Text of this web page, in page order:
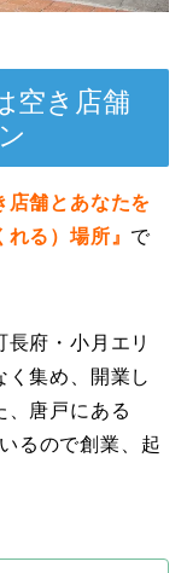
空き店舗
店舗とあなたを
る）場所』 で
府・小月エリ
く集め、開業し
、唐戸にある
るので創業、起